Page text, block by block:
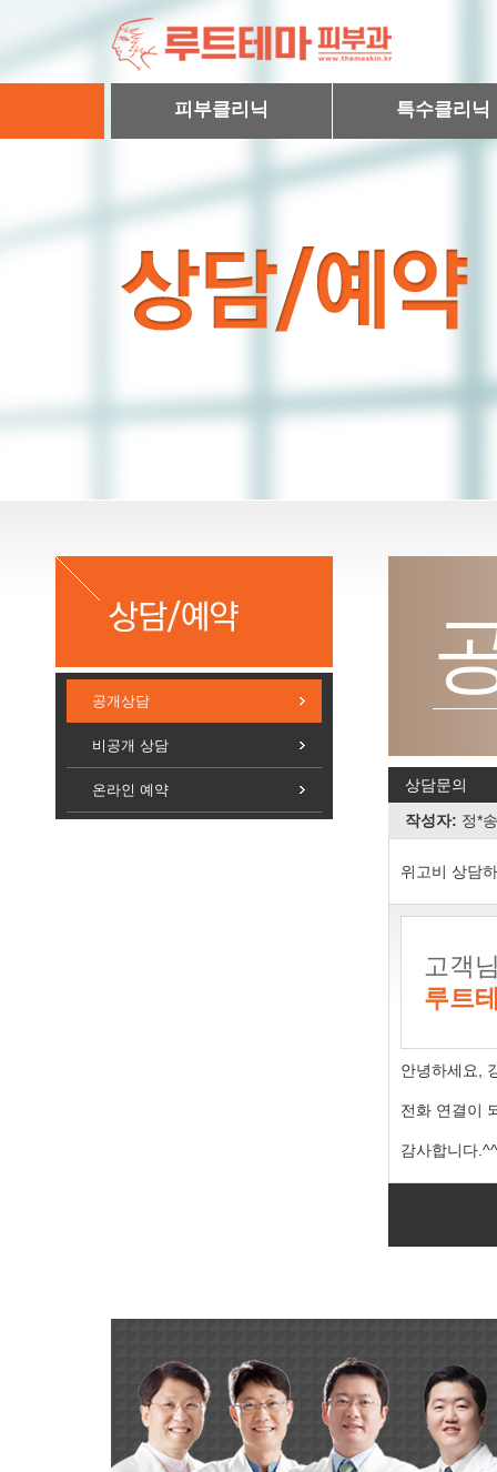
피부클리닉 특수클리닉
공개상담
비공개 상담
온라인 예약
상담문의
작성자: 정*송
위고비 상담
고객
루트
안녕하세요,
전화 연결이
감사합니다.^^